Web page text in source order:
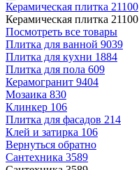
Керамическая плитка 21100
Керамическая плитка 21100
Посмотреть все товары
Плитка для ванной 9039
Плитка для кухни 1884
Плитка для пола 609
Керамогранит 9404
Мозаика 830
Клинкер 106
Плитка для фасадов 214
Клей и затирка 106
Вернуться обратно
Сантехника 3589